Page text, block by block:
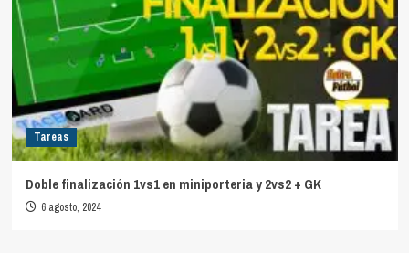
Tareas
Doble finalización 1vs1 en miniporteria y 2vs2 + GK
6 agosto, 2024